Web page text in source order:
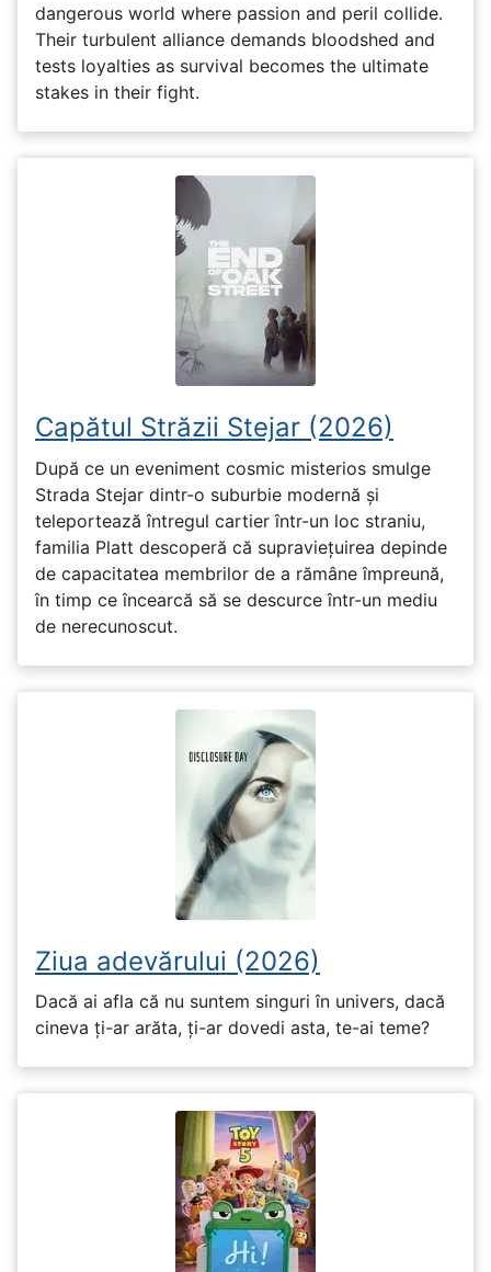
dangerous world where passion and peril collide.
Their turbulent alliance demands bloodshed and
tests loyalties as survival becomes the ultimate
stakes in their fight.
Capătul Străzii Stejar (2026)
După ce un eveniment cosmic misterios smulge
Strada Stejar dintr-o suburbie modernă și
teleportează întregul cartier într-un loc straniu,
familia Platt descoperă că supraviețuirea depinde
de capacitatea membrilor de a rămâne împreună,
în timp ce încearcă să se descurce într-un mediu
de nerecunoscut.
Ziua adevărului (2026)
Dacă ai afla că nu suntem singuri în univers, dacă
cineva ți-ar arăta, ți-ar dovedi asta, te-ai teme?